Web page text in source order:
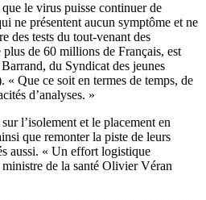
le virus puisse continuer de
ne présentent aucun symptôme et ne
des tests du tout-venant des
plus de 60 millions de Français, est
du Syndicat des jeunes
« Que ce soit en termes de temps, de
és d’analyses. »
l’isolement et le placement en
que remonter la piste de leurs
s aussi. « Un effort logistique
de la santé Olivier Véran